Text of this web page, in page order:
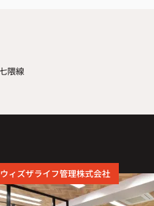
隈線
ウィズザライフ管理株式会社